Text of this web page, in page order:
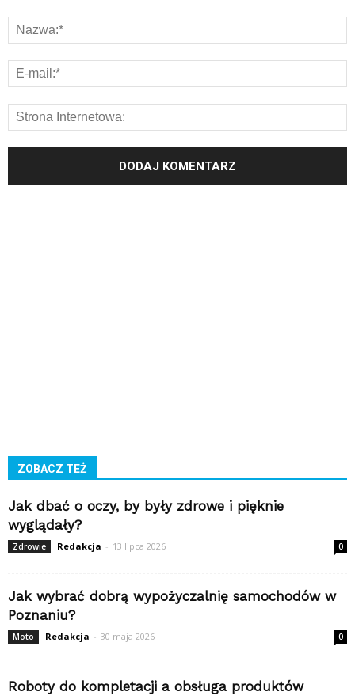
ZOBACZ TEŻ
Jak dbać o oczy, by były zdrowe i pięknie
wyglądały?
Zdrowie Redakcja - 13 lipca 2026 0
Jak wybrać dobrą wypożyczalnię samochodów w
Poznaniu?
Moto Redakcja - 30 maja 2026 0
Roboty do kompletacji a obsługa produktów